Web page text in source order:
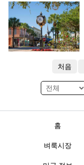
처음
홈
벼룩시장